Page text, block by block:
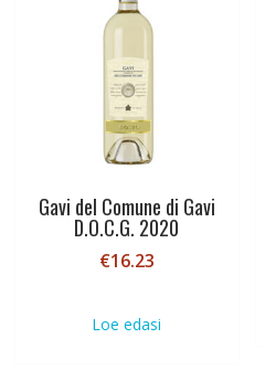
Gavi del Comune di Gavi
D.O.C.G. 2020
€16.23
Loe edasi